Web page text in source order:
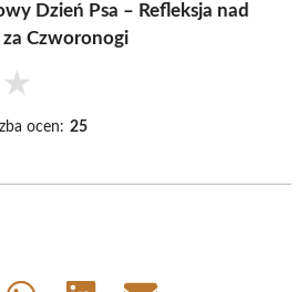
Dzień Psa – Refleksja nad
Czworonogi
★
ocen: 25